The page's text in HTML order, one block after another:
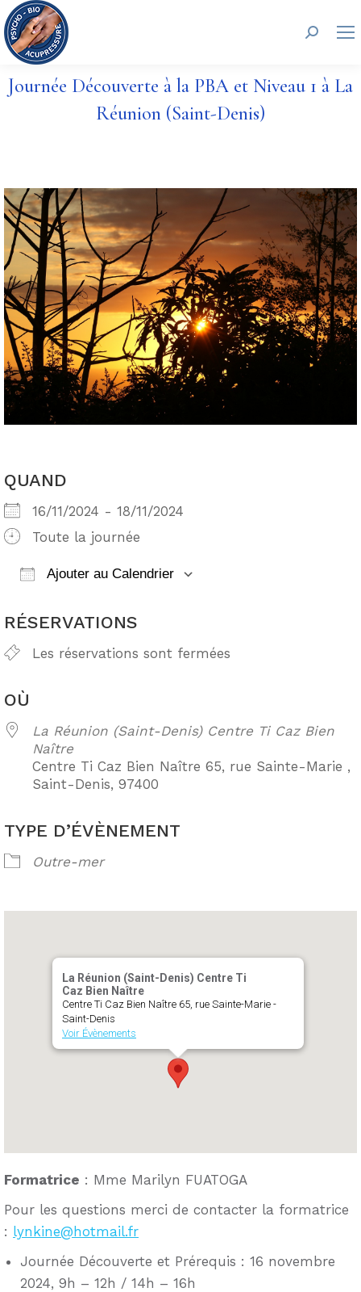
Journée Découverte à la PBA et Niveau 1 à La
Réunion (Saint-Denis)
QUAND
16/11/2024 - 18/11/2024
Toute la journée
Ajouter au Calendrier
RÉSERVATIONS
Les réservations sont fermées
OÙ
La Réunion (Saint-Denis) Centre Ti Caz Bien
Naître
Centre Ti Caz Bien Naître 65, rue Sainte-Marie ,
Saint-Denis, 97400
TYPE D’ÉVÈNEMENT
Outre-mer
La Réunion (Saint-Denis) Centre Ti
Caz Bien Naître
Centre Ti Caz Bien Naître 65, rue Sainte-Marie -
Saint-Denis
Voir Évènements
Formatrice : Mme Marilyn FUATOGA
Pour les questions merci de contacter la formatrice
: lynkine@hotmail.fr
Journée Découverte et Prérequis : 16 novembre
2024, 9h – 12h / 14h – 16h